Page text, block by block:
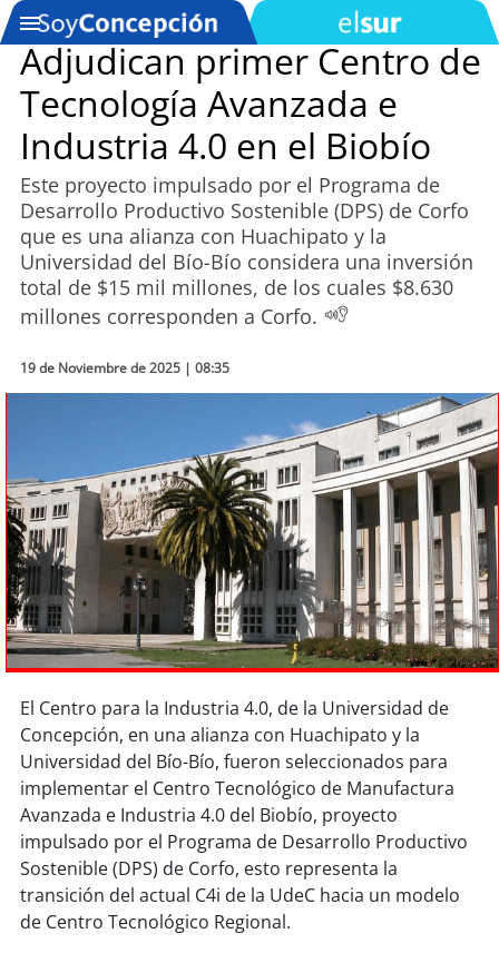
SOYTV
Podcast
Actualidad
Entretención
Sostenibilidad
soy
soy arica
soyiquique
soycalama
soyantofagasta
soycopiapó
soyvalparaíso
Adjudican primer Centro de
Tecnología Avanzada e
Industria 4.0 en el Biobío
Este proyecto impulsado por el Programa de
Desarrollo Productivo Sostenible (DPS) de Corfo
que es una alianza con Huachipato y la
Universidad del Bío-Bío considera una inversión
total de $15 mil millones, de los cuales $8.630
millones corresponden a Corfo.
19 de Noviembre de 2025 | 08:35
El Centro para la Industria 4.0, de la Universidad de
Concepción, en una alianza con Huachipato y la
Universidad del Bío-Bío, fueron seleccionados para
implementar el Centro Tecnológico de Manufactura
Avanzada e Industria 4.0 del Biobío, proyecto
impulsado por el Programa de Desarrollo Productivo
Sostenible (DPS) de Corfo, esto representa la
transición del actual C4i de la UdeC hacia un modelo
de Centro Tecnológico Regional.